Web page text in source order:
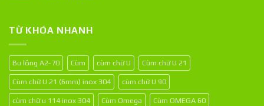
TỪ KHÓA NHANH
Bu lông A2-70 Cùm cùm chữ U Cùm chữ U 21
Cùm chữ U 21 (6mm) inox 304 cùm chữ U 90
cùm chữ u 114 inox 304 Cùm Omega Cùm OMEGA 60